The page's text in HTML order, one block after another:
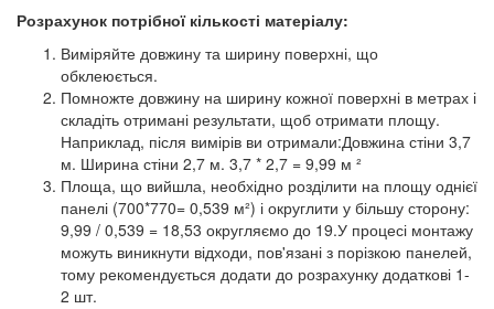
Розрахунок потрібної кількості матеріалу:
Виміряйте довжину та ширину поверхні, що
обклеюється.
Помножте довжину на ширину кожної поверхні в метрах і
складіть отримані результати, щоб отримати площу.
Наприклад, після вимірів ви отримали:Довжина стіни 3,7
м. Ширина стіни 2,7 м. 3,7 * 2,7 = 9,99 м ²
Площа, що вийшла, необхідно розділити на площу однієї
панелі (700*770= 0,539 м²) і округлити у більшу сторону:
9,99 / 0,539 = 18,53 округляємо до 19.У процесі монтажу
можуть виникнути відходи, пов'язані з порізкою панелей,
тому рекомендується додати до розрахунку додаткові 1-
2 шт.